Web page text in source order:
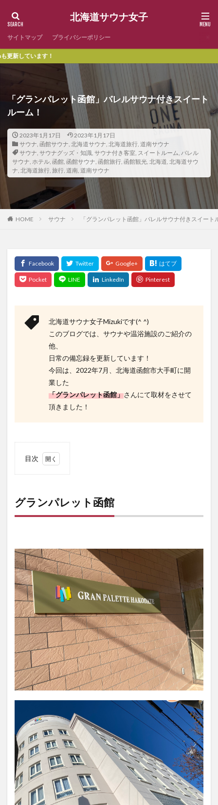
北海道サウナ女子
サイトマップ プライバシーポリシー
「グランパレット函館」バレルサウナ付きスイート
ルーム！
2023年1月17日
2023年1月17日
サウナ, 函館サウナ, 北海道サウナ, 北海道旅行, 道南サウナ
サウナ, サウナグッズ・知識, サウナ付き客室, スイートルーム, バレル
サウナ, ホテル, 函館, 函館サウナ, 函館旅行, 函館観光, 北海道, 北海道サウ
ナ, 北海道旅行, 旅行, 道南, 道南サウナ
HOME サウナ 「グランパレット函館」バレルサウナ付きスイート
北海道サウナ女子Mizukiです(^ ^)
このブログでは、サウナや温浴施設のご紹介の
他、
日常の備忘録を更新しています！
今回は、2022年7月、北海道函館市大手町に開
業した
「グランパレット函館」さんにて取材をさせて
頂きました！
目次
レッ
ト函
館
え！
可愛
い！
フリ
ース
ペー
ス💖
3
バレ
ルサ
ウナ
付き
グラ
ンス
イー
ト１
ベッ
ドル
ーム
①
3.2
ベッ
ドル
ーム
②
グランパレット函館